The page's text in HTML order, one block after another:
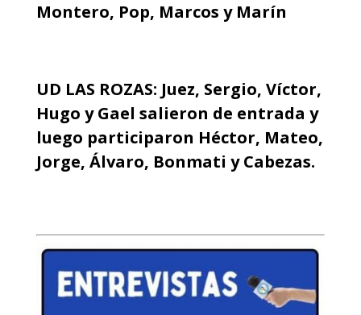
Montero, Pop, Marcos y Marín
UD LAS ROZAS: Juez, Sergio, Víctor,
Hugo y Gael salieron de entrada y
luego participaron Héctor, Mateo,
Jorge, Álvaro, Bonmati y Cabezas.